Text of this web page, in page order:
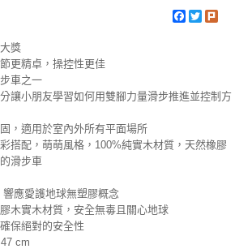
Facebook
Twitter
獎
更精卓，操控性更佳
車之一
讓小朋友學習如何用雙腳力量滑步推進並控制方
，適用於室內外所有平面場所
搭配，萌萌風格，100%純實木材質，天然橡膠
滑步車
響應愛護地球無塑膠概念
木實木材質，安全無毒且關心地球
保絕對的安全性
cm